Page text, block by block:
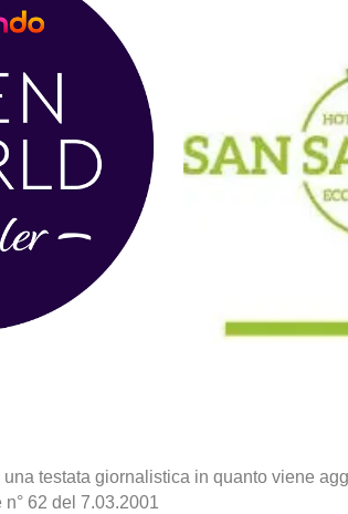
testata giornalistica in quanto viene
62 del 7.03.2001